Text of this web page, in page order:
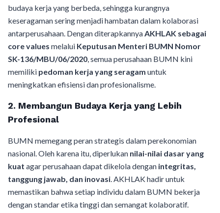
budaya kerja yang berbeda, sehingga kurangnya
keseragaman sering menjadi hambatan dalam kolaborasi
antarperusahaan. Dengan diterapkannyaAKHLAK sebagai
core values melalui Keputusan Menteri BUMN Nomor
SK-136/MBU/06/2020, semua perusahaan BUMN kini
memiliki pedoman kerja yang seragam untuk
meningkatkan efisiensi dan profesionalisme.
2. Membangun Budaya Kerja yang Lebih
Profesional
BUMN memegang peran strategis dalam perekonomian
nasional. Oleh karena itu, diperlukan nilai-nilai dasar yang
kuat agar perusahaan dapat dikelola dengan integritas,
tanggung jawab, dan inovasi. AKHLAK hadir untuk
memastikan bahwa setiap individu dalam BUMN bekerja
dengan standar etika tinggi dan semangat kolaboratif.